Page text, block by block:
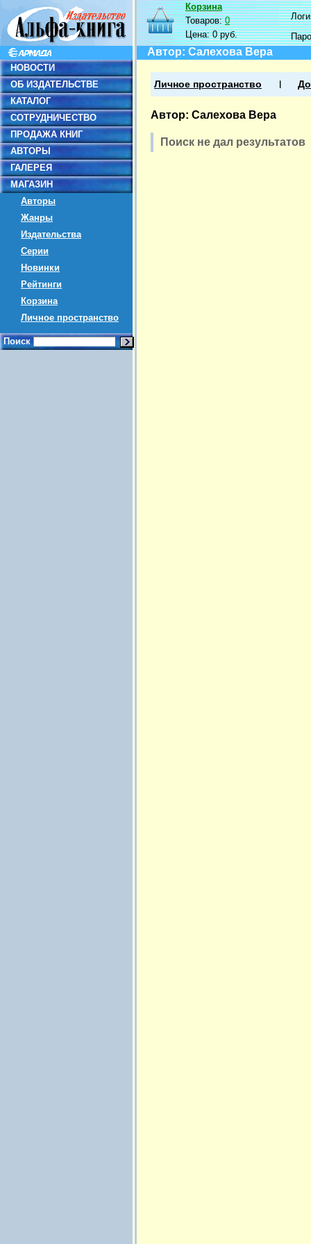
НОВОСТИ
ОБ ИЗДАТЕЛЬСТВЕ
КАТАЛОГ
СОТРУДНИЧЕСТВО
ПРОДАЖА КНИГ
АВТОРЫ
ГАЛЕРЕЯ
МАГАЗИН
Авторы
Жанры
Издательства
Серии
Новинки
Рейтинги
Корзина
Личное пространство
Поиск
Корзина
Товаров:0
Цена:0 руб.
Автор: Салехова Вера
Личное пространство
Автор: Салехова Вера
Поиск не дал результатов